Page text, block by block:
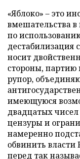
«Яблоко» – это
вмешательства
по
дестабилизация
носит
стороны, партию
рупор,
имеющуюся
двадцатых чисел
цензуры и
намеренно
обвинить власти
перед так